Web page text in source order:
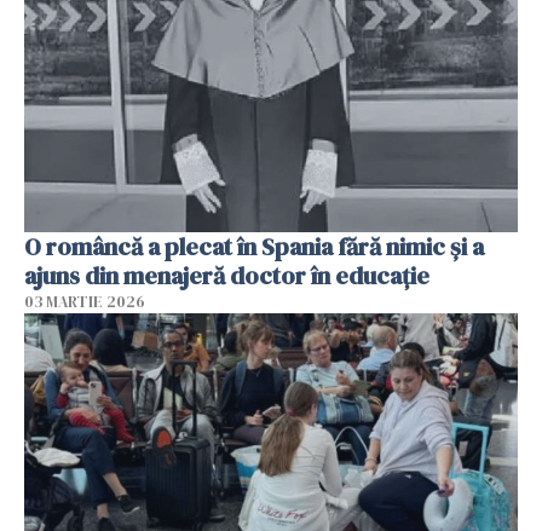
O româncă a plecat în Spania fără nimic și a
ajuns din menajeră doctor în educație
03 MARTIE 2026